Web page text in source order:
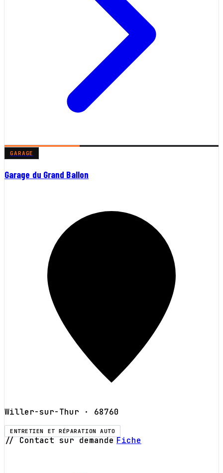
GARAGE
Garage du Grand Ballon
Willer-sur-Thur · 68760
ENTRETIEN ET RÉPARATION AUTO
// Contact sur demande Fiche